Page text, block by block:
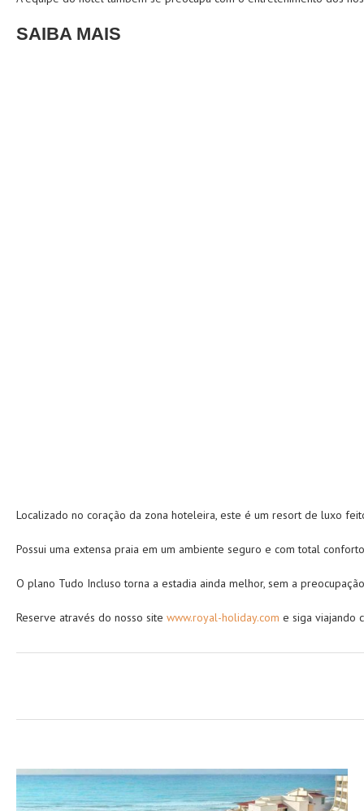
SAIBA MAIS
Localizado no coração da zona hoteleira, este é um resort de luxo
Possui uma extensa praia em um ambiente seguro e com total
O plano Tudo Incluso torna a estadia ainda melhor, sem a
Reserve através do nosso site www.royal-holiday.com e siga viajando